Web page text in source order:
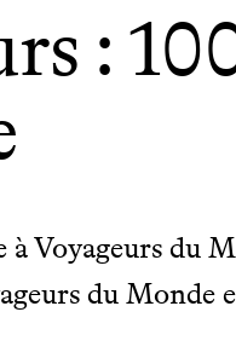
:
Voyageurs du
du Monde